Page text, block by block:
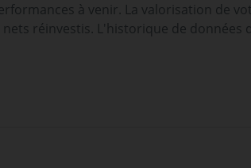
à venir. La valorisation de
réinvestis. L'historique de données